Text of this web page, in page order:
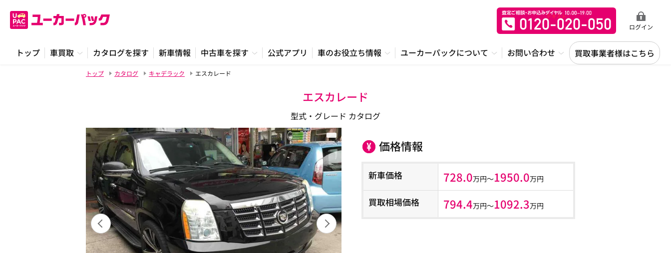
ログイン
トップ 車買取 カタログを探す 新車情報 中古車を探す 公式アプリ 車のお役立ち情報 ユーカーパックについて お問い合わせ 買取事業者様はこちら
トップ カタログ キャデラック エスカレード
エスカレード
型式・グレード カタログ
価格情報
新車価格 728.0万円～1950.0万円
買取相場価格 794.4万円〜1092.3万円